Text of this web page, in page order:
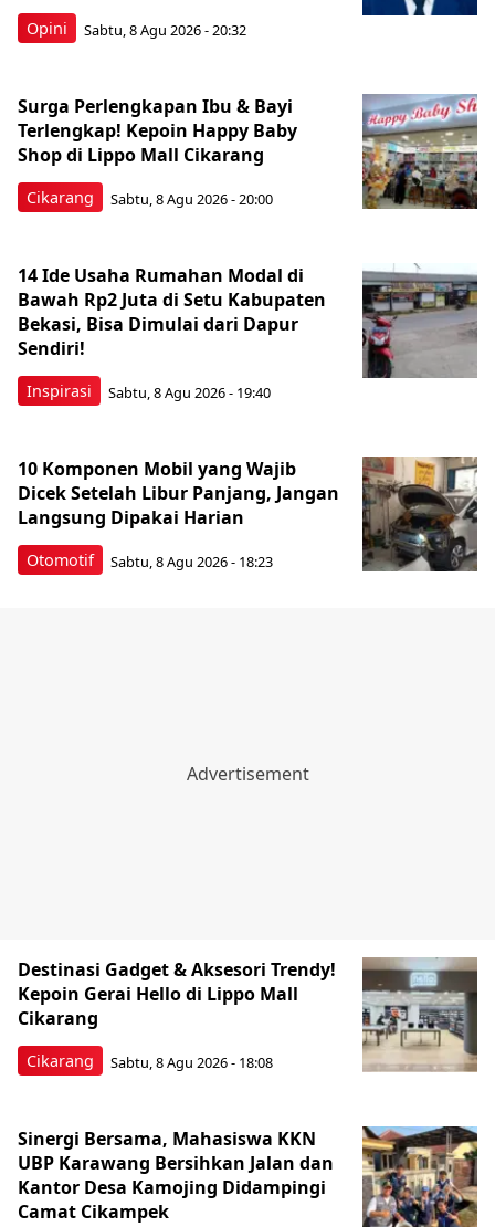
Opini Sabtu, 8 Agu 2026 - 20:32
Cikarang
Surga Perlengkapan Ibu & Bayi
Terlengkap! Kepoin Happy Baby
Shop di Lippo Mall Cikarang
Sabtu, 8 Agu 2026 - 20:00
Inspirasi
14 Ide Usaha Rumahan Modal di
Bawah Rp2 Juta di Setu Kabupaten
Bekasi, Bisa Dimulai dari Dapur
Sendiri!
Sabtu, 8 Agu 2026 - 19:40
Otomotif
10 Komponen Mobil yang Wajib
Dicek Setelah Libur Panjang, Jangan
Langsung Dipakai Harian
Sabtu, 8 Agu 2026 - 18:23
Cikarang
Destinasi Gadget & Aksesori Trendy!
Kepoin Gerai Hello di Lippo Mall
Cikarang
Sabtu, 8 Agu 2026 - 18:08
Sinergi Bersama, Mahasiswa KKN
UBP Karawang Bersihkan Jalan dan
Kantor Desa Kamojing Didampingi
Camat Cikampek